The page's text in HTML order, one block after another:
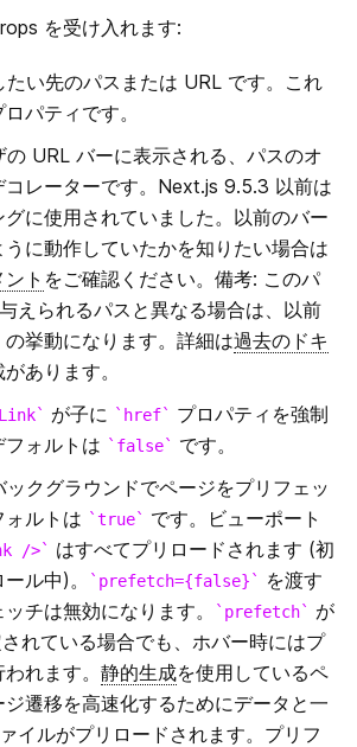
ルーティング
ー
拡張子
フィックスによる CDN サポート
定のカスタマイズ
定
の無効化
効化
Keep-Alive
を受け入れます:
たい先のパスまたは URL です。これ
パティです。
の URL バーに表示される、パスのオ
コレーターです。Next.js 9.5.3 以前は
に使用されていました。以前のバー
うに動作していたかを知りたい場合は
ト をご確認ください。備考: このパ
えられるパスと異なる場合は、以前
の挙動になります。詳細は過去のドキ
あります。
Link が子に href
プロパティを強制
ォルトは
false です。
ックグラウンドでページをプリフェッ
ルトは
true
です。ビューポート
/>
はすべてプリロードされます (初
ル中)。
prefetch={false}
を渡す
チは無効になります。
prefetch が
れている場合でも、ホバー時にはプ
れます。 静的生成を使用しているペ
遷移を高速化するためにデータと一
イルがプリロードされます。プリフ